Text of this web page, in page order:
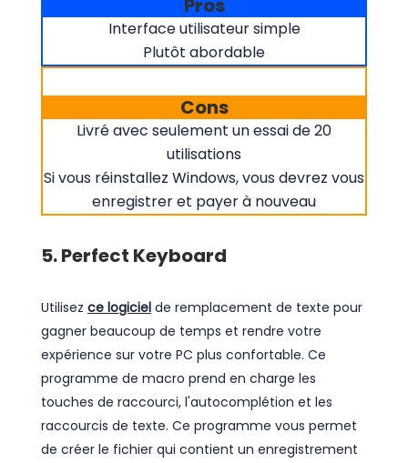
Pros
Interface utilisateur simple
Plutôt abordable
Cons
Livré avec seulement un essai de 20
utilisations
Si vous réinstallez Windows, vous devrez vous
enregistrer et payer à nouveau
5. Perfect Keyboard
Utilisez ce logiciel de remplacement de texte pour
gagner beaucoup de temps et rendre votre
expérience sur votre PC plus confortable. Ce
programme de macro prend en charge les
touches de raccourci, l'autocomplétion et les
raccourcis de texte. Ce programme vous permet
de créer le fichier qui contient un enregistrement